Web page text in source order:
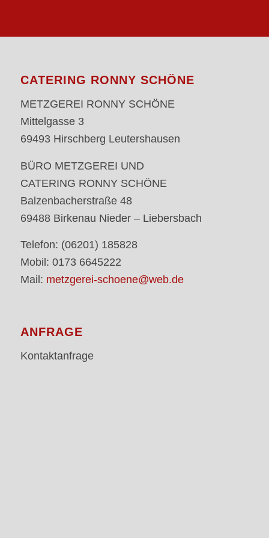
CATERING RONNY SCHÖNE
METZGEREI RONNY SCHÖNE
Mittelgasse 3
69493 Hirschberg Leutershausen
BÜRO METZGEREI UND
CATERING RONNY SCHÖNE
Balzenbacherstraße 48
69488 Birkenau Nieder – Liebersbach
Telefon: (06201) 185828
Mobil: 0173 6645222
Mail: metzgerei-schoene@web.de
ANFRAGE
Kontaktanfrage